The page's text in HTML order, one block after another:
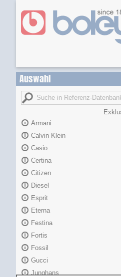
Auswahl
Armani
Calvin Klein
Casio
Certina
Citizen
Diesel
Esprit
Eterna
Festina
Fortis
Fossil
Gucci
Junghans